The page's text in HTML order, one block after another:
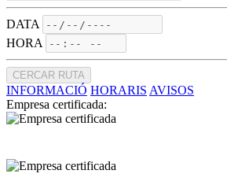
DATA
HORA
CERCAR RUTA
INFORMACIÓ HORARIS AVISOS
Empresa certificada: